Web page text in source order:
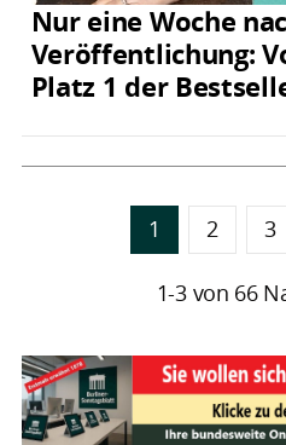
Nur eine Woche
Veröffentlichung:
Platz 1 der
1 2 3
1-3 von 66